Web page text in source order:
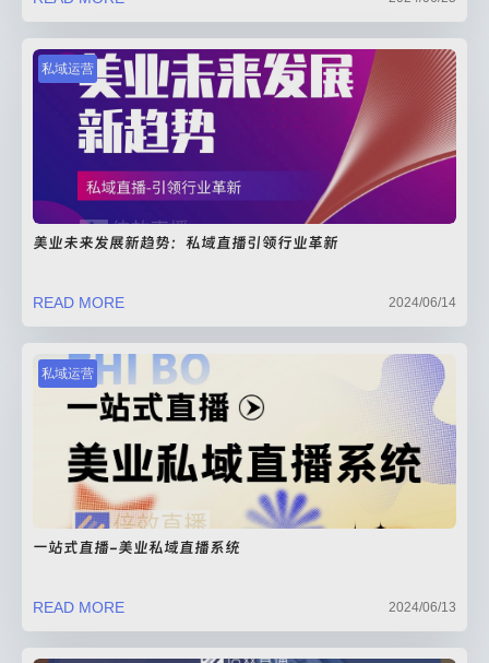
私域运营
美业未来发展新趋势：私域直播引领行业革新
READ MORE 2024/06/14
私域运营
一站式直播-美业私域直播系统
READ MORE 2024/06/13